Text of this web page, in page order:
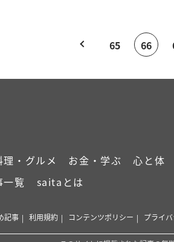
65 66
理・グルメ お金・学ぶ
心と体
一覧 saitaとは
記事 利用規約 コンテンツポリシー プライ